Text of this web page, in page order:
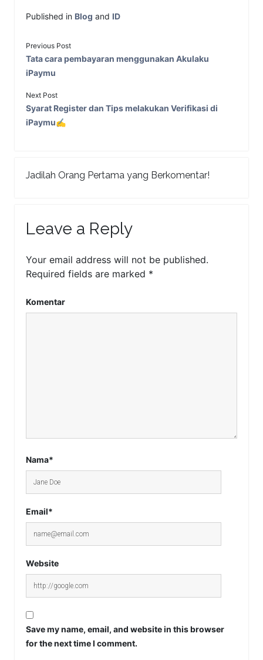
Published in Blog and ID
Previous Post
Tata cara pembayaran menggunakan Akulaku
iPaymu
Next Post
Syarat Register dan Tips melakukan Verifikasi di
iPaymu✍️
Jadilah Orang Pertama yang Berkomentar!
Leave a Reply
Your email address will not be published.
Required fields are marked *
Komentar
Nama*
Email*
Website
Save my name, email, and website in this browser
for the next time I comment.